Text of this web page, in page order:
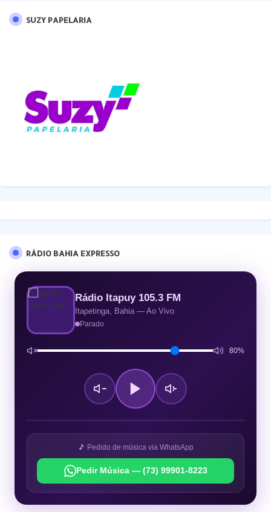
SUZY PAPELARIA
RÁDIO BAHIA EXPRESSO
Rádio Itapuy 105.3 FM
Itapetinga, Bahia — Ao Vivo
Parado
80%
🎵 Pedido de música via WhatsApp
Pedir Música — (73) 99901-8223